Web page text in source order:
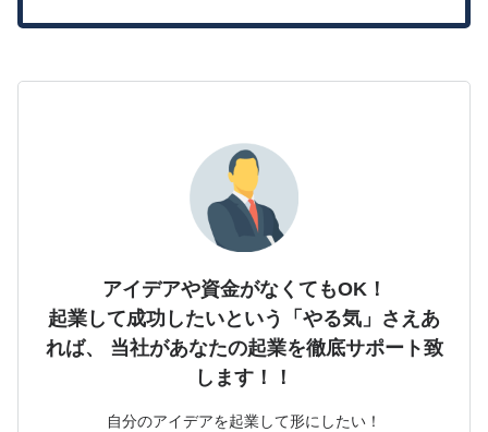
アイデアや資金がなくてもOK！
起業して成功したいという「やる気」さえあ
れば、
当社があなたの起業を徹底サポート致
します！！
自分のアイデアを起業して形にしたい！